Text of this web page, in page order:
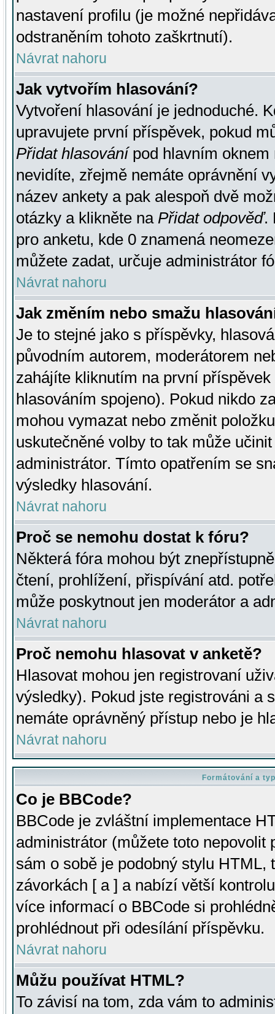
nastavení profilu (je možné
odstraněním tohoto zaškrtnutí).
Návrat nahoru
Jak vytvořím hlasování?
Vytvoření hlasování je jednoduché.
upravujete první příspěvek, pokud
Přidat hlasovánípod hlavním oknem
nevidíte, zřejmě nemáte oprávnění
název ankety a pak alespoň dvě
otázky a klikněte na Přidat odpověď.
pro anketu, kde 0 znamená
můžete zadat, určuje administrátor
Návrat nahoru
Jak změním nebo smažu
Je to stejné jako s příspěvky,
původním autorem, moderátorem
zahájíte kliknutím na první
hlasováním spojeno). Pokud nikdo
mohou vymazat nebo změnit
uskutečněné volby to tak může
administrátor. Tímto opatřením se
výsledky hlasování.
Návrat nahoru
Proč se nemohu dostat k fóru?
Některá fóra mohou být
čtení, prohlížení, přispívání atd.
může poskytnout jen moderátor a
Návrat nahoru
Proč nemohu hlasovat v anketě?
Hlasovat mohou jen registrovaní
výsledky). Pokud jste registrováni a
nemáte oprávněný přístup nebo je
Návrat nahoru
Formátování a
Co je BBCode?
BBCode je zvláštní implementace
administrátor (můžete toto
sám o sobě je podobný stylu HTML,
závorkách [ a ] a nabízí větší
více informací o BBCode si
prohlédnout při odesílání příspěvku.
Návrat nahoru
Můžu používat HTML?
To závisí na tom, zda vám to